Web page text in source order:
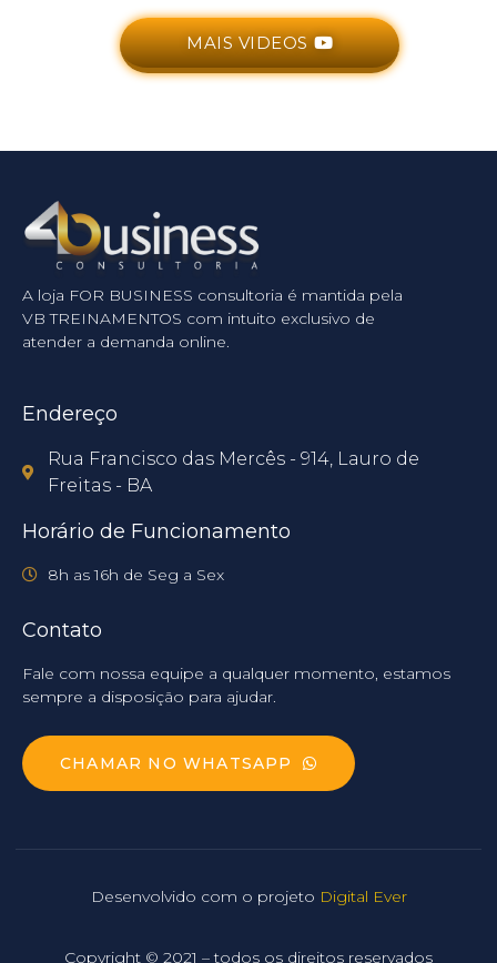
MAIS VIDEOS
A loja FOR BUSINESS consultoria é mantida pela
VB TREINAMENTOS com intuito exclusivo de
atender a demanda online.
Endereço
Rua Francisco das Mercês - 914, Lauro de
Freitas - BA
Horário de Funcionamento
8h as 16h de Seg a Sex
Contato
Fale com nossa equipe a qualquer momento, estamos
sempre a disposição para ajudar.
CHAMAR NO WHATSAPP
Desenvolvido com o projeto Digital Ever
Copyright © 2021 – todos os direitos reservados